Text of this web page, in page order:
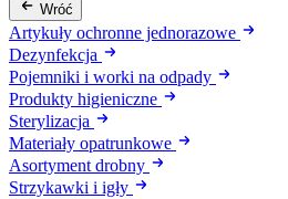
Wróć
Artykuły ochronne jednorazowe
Dezynfekcja
Pojemniki i worki na odpady
Produkty higieniczne
Sterylizacja
Materiały opatrunkowe
Asortyment drobny
Strzykawki i igły